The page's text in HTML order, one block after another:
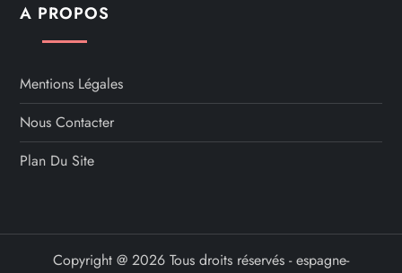
A PROPOS
Mentions Légales
Nous Contacter
Plan Du Site
Copyright @ 2026 Tous droits réservés - espagne-